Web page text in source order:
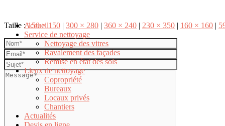
Accueil
Service de nettoyage
Nettoyage des vitres
Ravalement des façades
Remise en état des sols
Lieux de nettoyage
Copropriété
Bureaux
Locaux privés
Chantiers
Actualités
Taille :150 × 150 | 300 × 280 | 360 × 240 | 230 × 350 | 160 × 160 |